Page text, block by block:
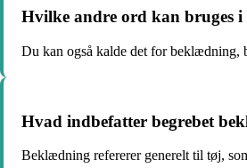
Hvilke andre ord kan bruges
Du kan også kalde det for beklædning,
Hvad indbefatter begrebet
Beklædning refererer generelt til tøj,